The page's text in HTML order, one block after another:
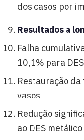
dos casos por
Resultados a
Falha
10,1% para
Restauração
vasos
Redução
ao DES